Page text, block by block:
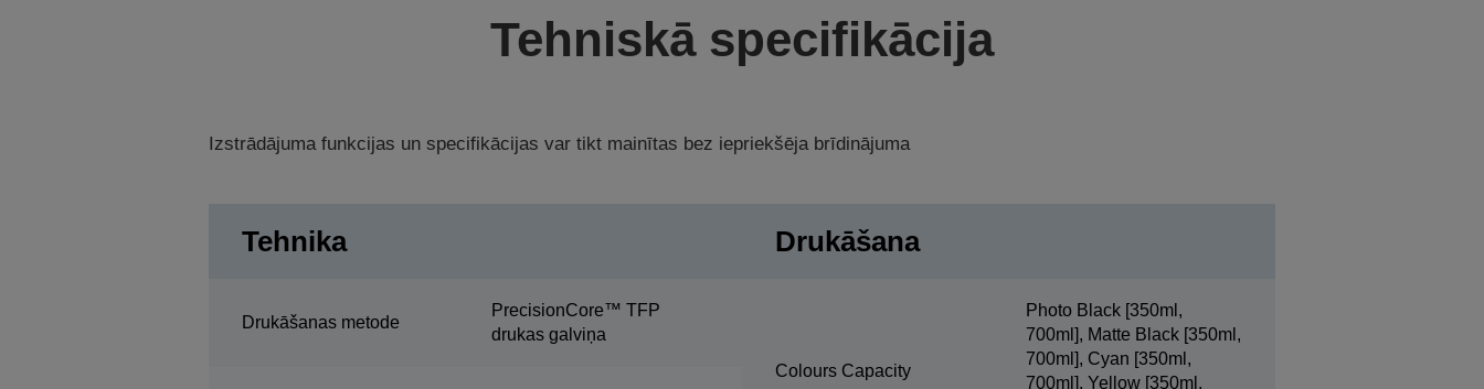
Tehniskā specifikācija
Izstrādājuma funkcijas un specifikācijas var tikt mainītas bez iepriekšēja brīdinājuma
Tehnika
Drukāšanas metode
PrecisionCore™ TFP
drukas galviņa
Drukāšana
Colours Capacity
Photo Black [350ml,
700ml], Matte Black [350ml,
700ml], Cyan [350ml,
700ml], Yellow [350ml,